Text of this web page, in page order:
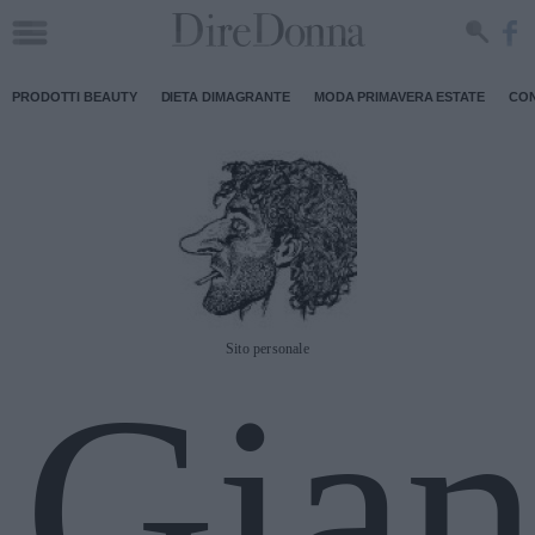
PRODOTTI BEAUTY DIETA DIMAGRANTE MODA PRIMAVERA ESTATE
Sito personale